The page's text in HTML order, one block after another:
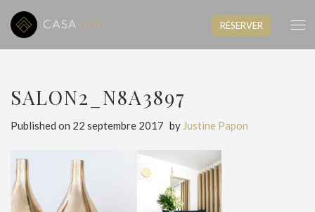
RÉSERVER
SALON2_N8A3897
Published on 22 septembre 2017 by Justine Papon